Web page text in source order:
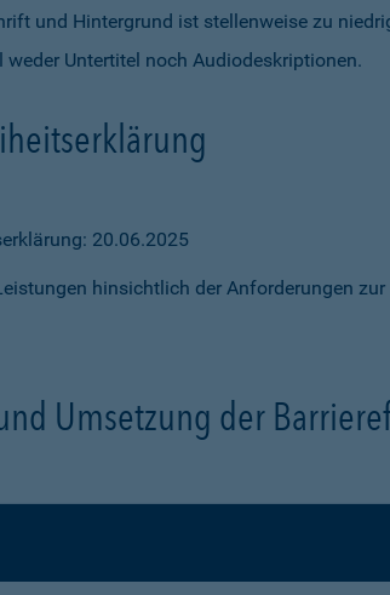
und Hintergrund ist stellenweise zu
Untertitel noch Audiodeskriptionen.
20.06.2025
hinsichtlich der Anforderungen zur
Umsetzung der